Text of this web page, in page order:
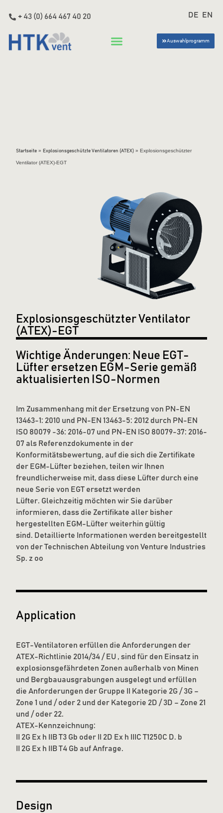
+ 43 (0) 664 467 40 20 DE EN
Auswahlprogramm
Startseite » Explosionsgeschützte Ventilatoren (ATEX) » Explosionsgeschützter
Ventilator (ATEX)-EGT
Explosionsgeschützter Ventilator
(ATEX)-EGT
Wichtige Änderungen: Neue EGT-
Lüfter ersetzen EGM-Serie gemäß
aktualisierten ISO-Normen
Im Zusammenhang mit der Ersetzung von PN-EN
13463-1: 2010 und PN-EN 13463-5: 2012 durch PN-EN
ISO 80079 -36: 2016-07 und PN-EN ISO 80079-37: 2016-
07 als Referenzdokumente in der
Konformitätsbewertung, auf die sich die Zertifikate
der EGM-Lüfter beziehen, teilen wir Ihnen
freundlicherweise mit, dass diese Lüfter durch eine
neue Serie von EGT ersetzt werden
Lüfter. Gleichzeitig möchten wir Sie darüber
informieren, dass die Zertifikate aller bisher
hergestellten EGM-Lüfter weiterhin gültig
sind. Detaillierte Informationen werden bereitgestellt
von der Technischen Abteilung von Venture Industries
Sp. z oo
Application
EGT-Ventilatoren erfüllen die Anforderungen der
ATEX-Richtlinie 2014/34 / EU , sind für den Einsatz in
explosionsgefährdeten Zonen außerhalb von Minen
und Bergbauausgrabungen ausgelegt und erfüllen
die Anforderungen der Gruppe II Kategorie 2G / 3G –
Zone 1 und / oder 2 und der Kategorie 2D / 3D – Zone 21
und / oder 22.
ATEX-Kennzeichnung:
II 2G Ex h IIB T3 Gb oder II 2D Ex h IIIC T1250C D. b
II 2G Ex h IIB T4 Gb auf Anfrage.
Design